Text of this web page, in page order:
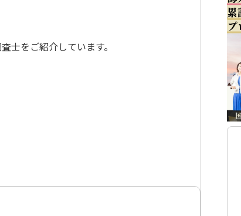
士をご紹介しています。